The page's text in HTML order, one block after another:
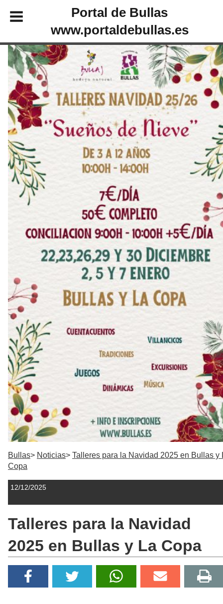
Portal de Bullas
www.portaldebullas.es
Bullas Noticias
Talleres para la Navidad 2025 en Bullas y
Copa
12/12/2025
Talleres para la Navidad
2025 en Bullas y La Copa